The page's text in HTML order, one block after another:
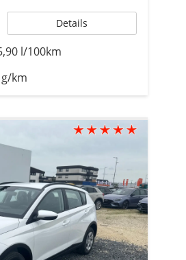
Details
l/100km
km